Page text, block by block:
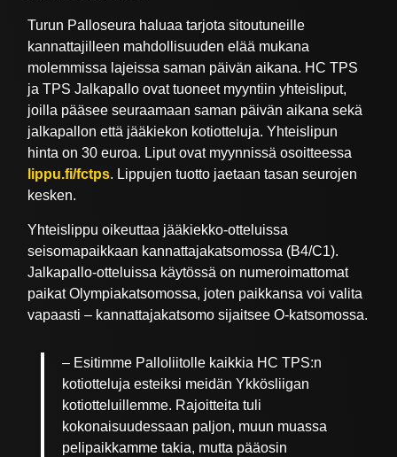
Turun Palloseura haluaa tarjota sitoutuneille
kannattajilleen mahdollisuuden elää mukana
molemmissa lajeissa saman päivän aikana. HC TPS
ja TPS Jalkapallo ovat tuoneet myyntiin yhteisliput,
joilla pääsee seuraamaan saman päivän aikana sekä
jalkapallon että jääkiekon kotiotteluja. Yhteislipun
hinta on 30 euroa. Liput ovat myynnissä osoitteessa
lippu.fi/fctps. Lippujen tuotto jaetaan tasan seurojen
kesken.
Yhteislippu oikeuttaa jääkiekko-otteluissa
seisomapaikkaan kannattajakatsomossa (B4/C1).
Jalkapallo-otteluissa käytössä on numeroimattomat
paikat Olympiakatsomossa, joten paikkansa voi valita
vapaasti – kannattajakatsomo sijaitsee O-katsomossa.
– Esitimme Palloliitolle kaikkia HC TPS:n
kotiotteluja esteiksi meidän Ykkösliigan
kotiotteluillemme. Rajoitteita tuli
kokonaisuudessaan paljon, muun muassa
pelipaikkamme takia, mutta pääosin